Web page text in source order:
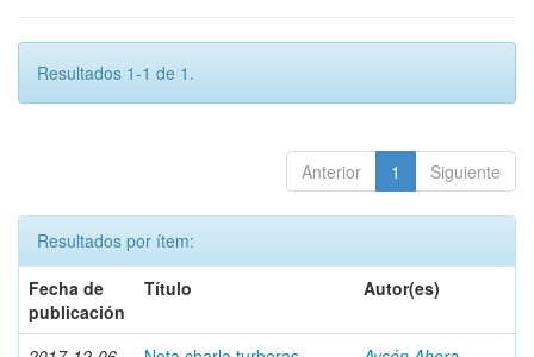
Resultados 1-1 de 1.
Anterior 1 Siguiente
Resultados por ítem:
Fecha de
publicación
Título Autor(es)